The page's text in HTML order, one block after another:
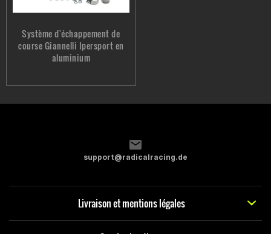
Système d'échappement de
course Giannelli Ipersport en
aluminium
support@radicalracing.de
Livraison et mentions légales